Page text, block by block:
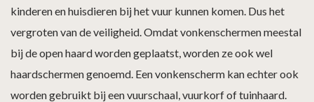
kinderen en huisdieren bij het vuur kunnen komen. Dus het
vergroten van de veiligheid. Omdat vonkenschermen meestal
bij de open haard worden geplaatst, worden ze ook wel
haardschermen genoemd. Een vonkenscherm kan echter ook
worden gebruikt bij een vuurschaal, vuurkorf of tuinhaard.